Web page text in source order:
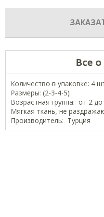
Все
Количество в упаковке: 4
Размеры: (2-3-4-5)
Возрастная группа: от 2 до
Мягкая ткань, не
Производитель: Турция